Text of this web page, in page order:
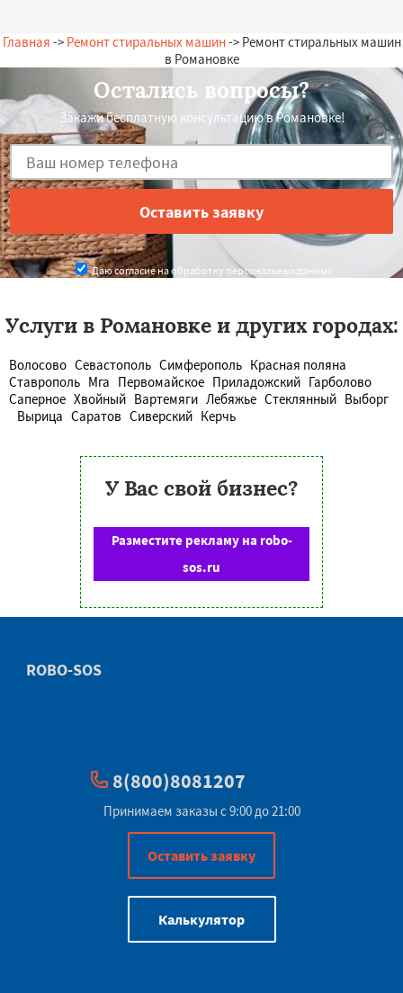
Главная -> Ремонт стиральных машин-> Ремонт стиральных машин
в Романовке
Остались вопросы?
Закажи бесплатную консультацию в Романовке!
Даю согласие на обработку персональных данных
Услуги в Романовке и других городах:
Волосово Севастополь Симферополь Красная поляна
Ставрополь Мга Первомайское Приладожский Гарболово
Саперное Хвойный Вартемяги Лебяжье Стеклянный Выборг
Вырица Саратов Сиверский Керчь
У Вас свой бизнес?
Разместите рекламу на robo-
sos.ru
ROBO-SOS
8(800)8081207
Принимаем заказы с 9:00 до 21:00
Оставить заявку
Калькулятор